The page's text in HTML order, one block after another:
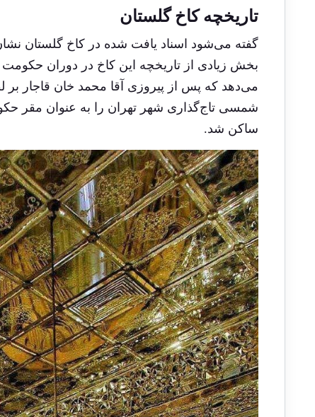
تاریخچه کاخ گلستان
گفته می‌شود اسناد یافت شده در کاخ گلستان
بخش زیادی از تاریخچه این کاخ در دوران
شمسی تاج‌گذاری شهر تهران را به عنوان مقر
ساکن شد.